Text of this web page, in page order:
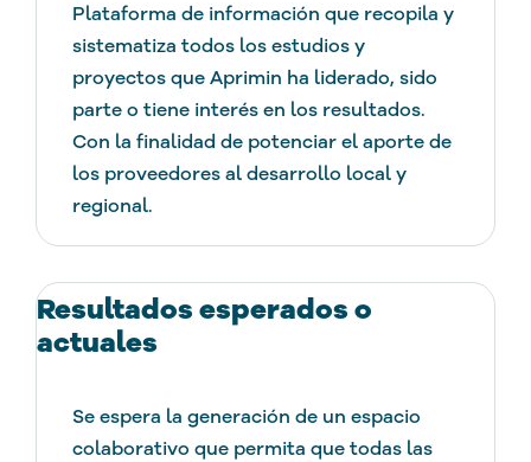
Plataforma de información que recopila y
sistematiza todos los estudios y
proyectos que Aprimin ha liderado, sido
parte o tiene interés en los resultados.
Con la finalidad de potenciar el aporte de
los proveedores al desarrollo local y
regional.
Resultados esperados o
actuales
Se espera la generación de un espacio
colaborativo que permita que todas las